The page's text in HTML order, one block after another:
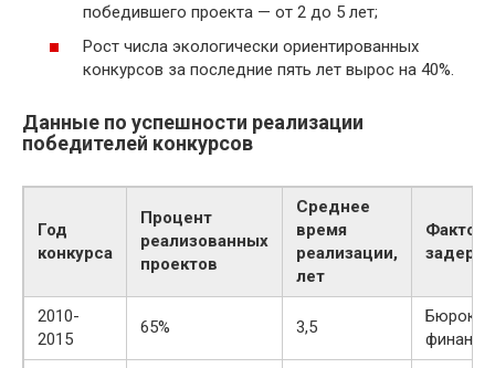
победившего проекта — от 2 до 5 лет;
Рост числа экологически ориентированных
конкурсов за последние пять лет вырос на 40%.
Данные по успешности реализации
победителей конкурсов
Год
конкурса
Процент
реализованных
проектов
Среднее
время
реализации,
лет
2010-
2015
65% 3,5